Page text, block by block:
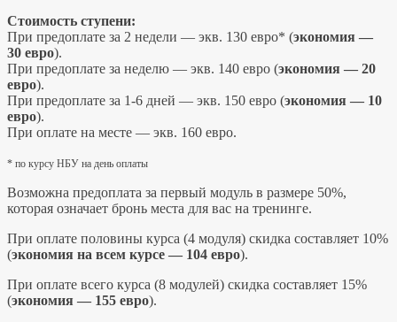
Стоимость ступени:
При предоплате за 2 недели — экв. 130 евро* (экономия —
30 евро).
При предоплате за неделю — экв. 140 евро (экономия — 20
евро).
При предоплате за 1-6 дней — экв. 150 евро (экономия — 10
евро).
При оплате на месте — экв. 160 евро.
* по курсу НБУ на день оплаты
Возможна предоплата за первый модуль в размере 50%,
которая означает бронь места для вас на тренинге.
При оплате половины курса (4 модуля) скидка составляет 10%
(экономия на всем курсе — 104 евро).
При оплате всего курса (8 модулей) скидка составляет 15%
(экономия — 155 евро).